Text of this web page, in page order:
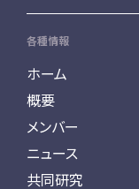
各種情報
ホーム
概要
メンバー
ニュース
共同研究